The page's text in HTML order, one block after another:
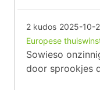
2 kudos 2025-10-
Europese
Sowieso
door sprookjes